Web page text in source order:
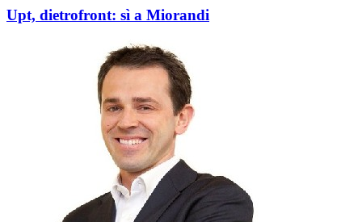
Upt, dietrofront: sì a Miorandi